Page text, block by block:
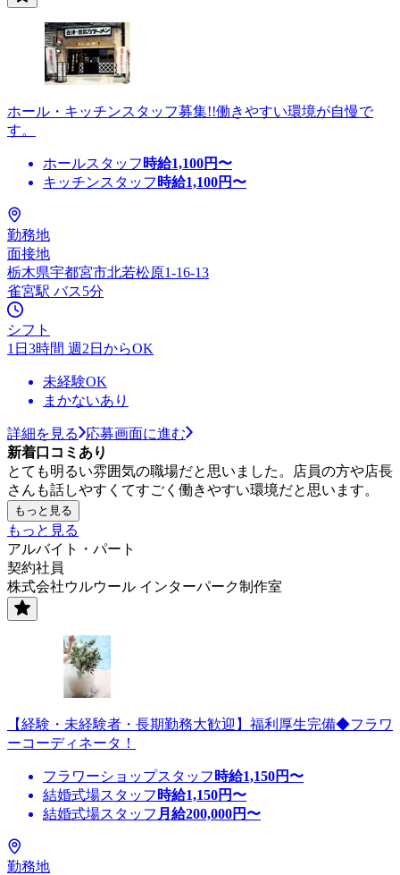
ホール・キッチンスタッフ募集!!働きやすい環境が自慢で
す。
ホールスタッフ 時給1,100円〜
キッチンスタッフ 時給1,100円〜
勤務地
面接地
栃木県宇都宮市北若松原1-16-13
雀宮駅 バス5分
シフト
1日3時間 週2日からOK
未経験OK
まかないあり
詳細を見る
応募画面に進む
新着口コミあり
とても明るい雰囲気の職場だと思いました。店員の方や店長
さんも話しやすくてすごく働きやすい環境だと思います。
もっと見る
もっと見る
アルバイト・パート
契約社員
株式会社ウルウール インターパーク制作室
【経験・未経験者・長期勤務大歓迎】福利厚生完備◆フラワ
ーコーディネータ！
フラワーショップスタッフ 時給1,150円〜
結婚式場スタッフ 時給1,150円〜
結婚式場スタッフ 月給200,000円〜
勤務地